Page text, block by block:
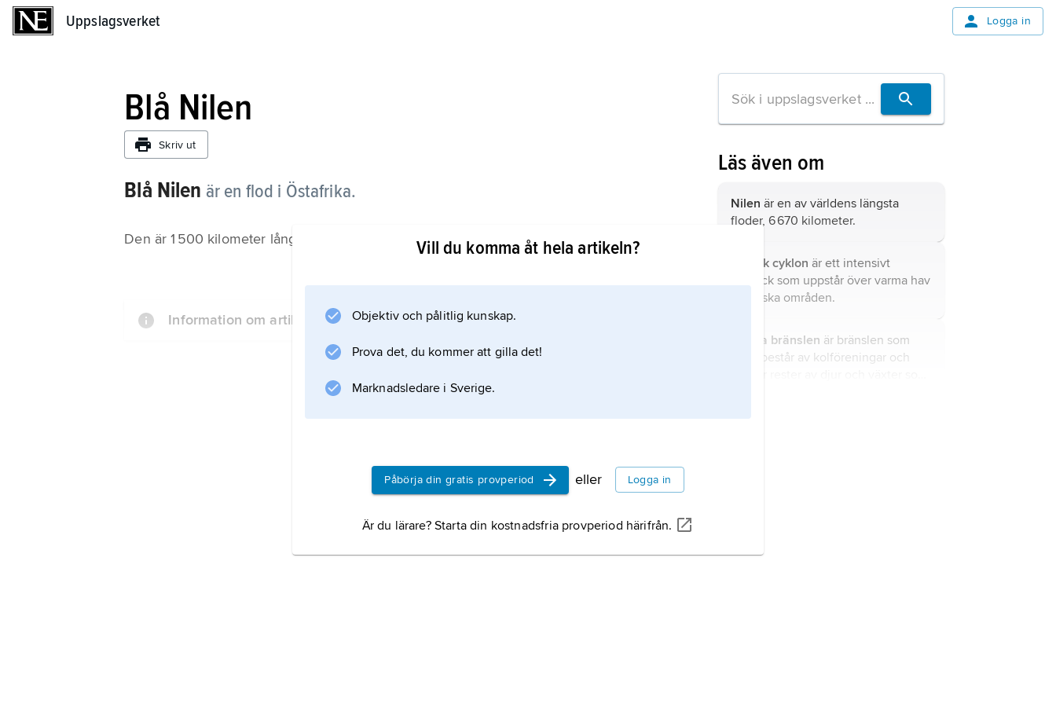
Uppslagsverket Logga in
Blå Nilen
Skriv ut
Blå Nilen är en flod i Östafrika.
Den är 1 500 kilometer lång och dess källflöden kommer från Etiopiska höglandet.
Information om artikeln
Vill du komma åt hela artikeln?
Objektiv och pålitlig kunskap.
Prova det, du kommer att gilla det!
Marknadsledare i Sverige.
Påbörja din gratis provperiod eller Logga in
Är du lärare? Starta din kostnadsfria provperiod härifrån.
Läs även om
Nilen är en av världens längsta
floder, 6 670 kilometer.
tropisk cyklon är ett intensivt
lågtryck som uppstår över varma hav
i tropiska områden.
fossila bränslen är bränslen som
mest består av kolföreningar och